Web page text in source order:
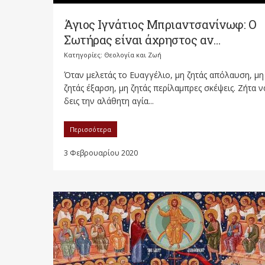
Άγιος Ιγνάτιος Μπριαντσανίνωφ: Ο
Σωτήρας είναι άχρηστος αν…
Κατηγορίες: Θεολογία και Ζωή
Όταν μελετάς το Ευαγγέλιο, μη ζητάς απόλαυση, μη
ζητάς έξαρση, μη ζητάς περίλαμπρες σκέψεις. Ζήτα
δεις την αλάθητη αγία...
Περισσότερα
3 Φεβρουαρίου 2020